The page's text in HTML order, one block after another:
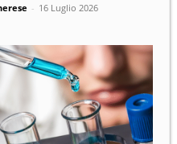
- 16 Luglio 2026